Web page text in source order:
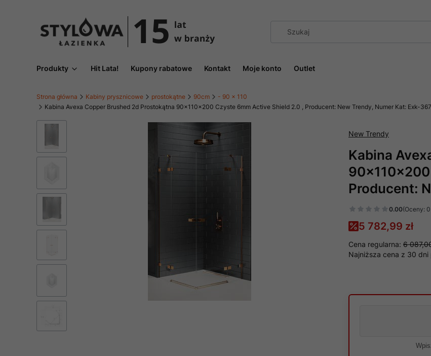
Produkty Hit Lata! Kupony rabatowe Kontakt Moje konto Outlet
Strona główna Kabiny prysznicowe prostokątne 90cm
- 90 x 110
Kabina Avexa Copper Brushed 2d Prostokątna 90x110x200 Czyste 6mm Active Shield 2.0 , Producent: New Trendy, Numer Kat: Exk-
New Trendy
Kabina
Producent:
0.00(Oceny:
5 782,99 zł
Cena regularna: 6
Najniższa cena z 30